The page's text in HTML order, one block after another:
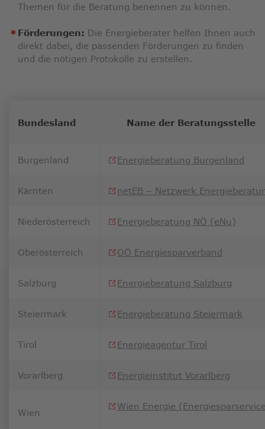
Themen für die Beratung benennen zu können.
Förderungen: Die Energieberater helfen Ihnen auch
direkt dabei, die passenden Förderungen zu finden
und die nötigen Protokolle zu erstellen.
Bundesland Name der Beratungsstelle
Burgenland Energieberatung Burgenland
Kärnten netEB – Netzwerk
Niederösterreich Energieberatung NÖ (eNu)
Oberösterreich OÖ Energiesparverband
Salzburg Energieberatung Salzburg
Steiermark Energieberatung Steiermark
Tirol Energieagentur Tirol
Vorarlberg Energieinstitut Vorarlberg
Wien
Wien Energie